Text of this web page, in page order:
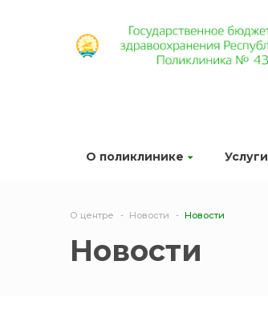
О поликлинике Услуги
О центре Новости Новости
Новости